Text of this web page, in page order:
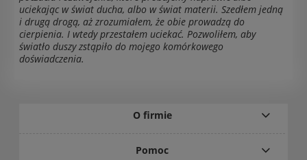
uciekając w świat ducha, albo w świat materii. Szedłem jedną
i drugą drogą, aż zrozumiałem, że obie prowadzą do
cierpienia. I wtedy przestałem uciekać. Pozwoliłem, aby
światło duszy zstąpiło do mojego komórkowego
doświadczenia.
O firmie
Pomoc